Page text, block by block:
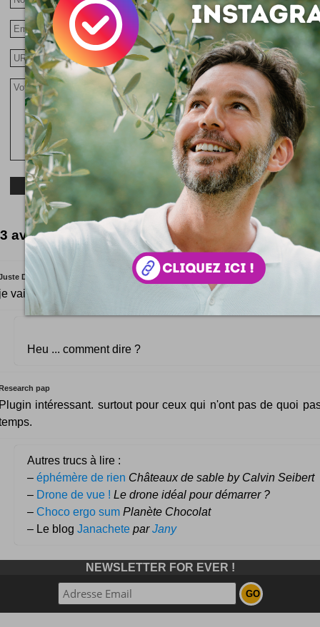
3 avis forts intéressants
Douhyt
vais mettre le compteur sur mon site ! trop de la balle !
Heu ... comment dire ?
pap
intéressant. surtout pour ceux qui n'ont pas de quoi
Autres trucs à lire :
– éphémère de rien Châteaux de sable by Calvin Seibert
– Drone de vue ! Le drone idéal pour démarrer ?
– Choco ergo sum Planète Chocolat
– Le blog Janachete parJany
NEWSLETTER FOR EVER !